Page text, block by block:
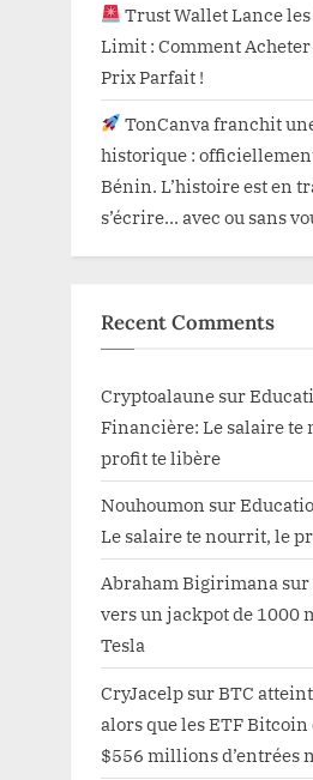
Trust Wallet Lance
Limit : Comment Acheter
Prix Parfait !
TonCanva franchit
historique :
Bénin. L’histoire est en
s’écrire… avec ou sans
Recent Comments
Cryptoalaune sur
Financière: Le salaire te
profit te libère
Nouhoumon sur
Le salaire te nourrit, le
Abraham Bigirimana sur
vers un jackpot de 1000
Tesla
CryJacelp surBTC
alors que les ETF
$556 millions d’entrées